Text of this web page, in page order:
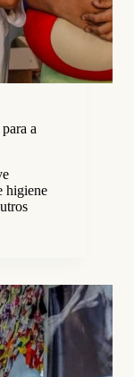
a
higiene